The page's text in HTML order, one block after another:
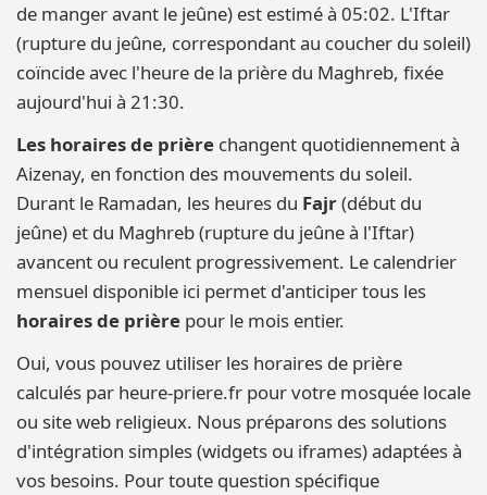
de manger avant le jeûne) est estimé à 05:02. L'Iftar
(rupture du jeûne, correspondant au coucher du soleil)
coïncide avec l'heure de la prière du Maghreb, fixée
aujourd'hui à 21:30.
Les horaires de prière changent quotidiennement à
Aizenay, en fonction des mouvements du soleil.
Durant le Ramadan, les heures du Fajr(début du
jeûne) et du Maghreb (rupture du jeûne à l'Iftar)
avancent ou reculent progressivement. Le calendrier
mensuel disponible ici permet d'anticiper tous les
horaires de prière pour le mois entier.
Oui, vous pouvez utiliser les horaires de prière
calculés par heure-priere.fr pour votre mosquée locale
ou site web religieux. Nous préparons des solutions
d'intégration simples (widgets ou iframes) adaptées à
vos besoins. Pour toute question spécifique